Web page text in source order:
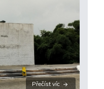
Přečíst víc